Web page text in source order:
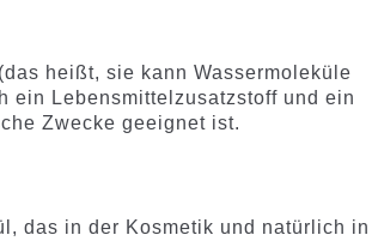
heißt, sie kann Wassermoleküle
ein Lebensmittelzusatzstoff und ein
Zwecke geeignet ist.
das in der Kosmetik und natürlich